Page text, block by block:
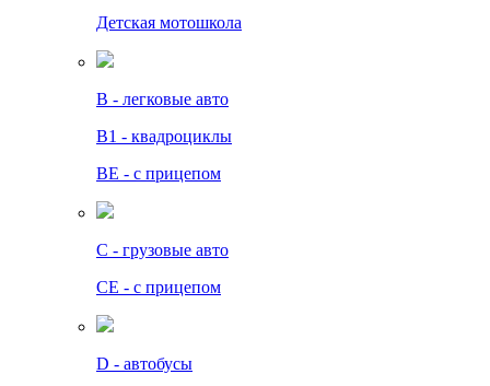
Детская мотошкола
B - легковые авто
В1 - квадроциклы
BE - с прицепом
C - грузовые авто
СЕ - с прицепом
D - автобусы